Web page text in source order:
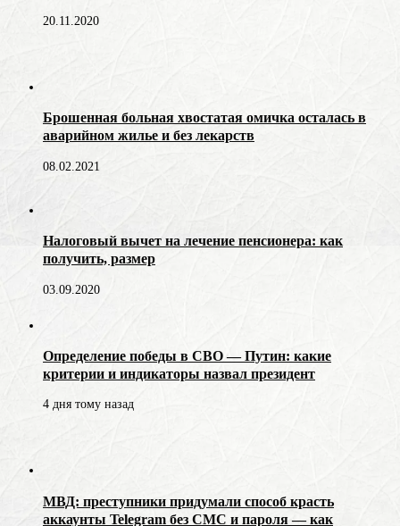
20.11.2020
Брошенная больная хвостатая омичка осталась в
аварийном жилье и без лекарств
08.02.2021
Налоговый вычет на лечение пенсионера: как
получить, размер
03.09.2020
Определение победы в СВО — Путин: какие
критерии и индикаторы назвал президент
4 дня тому назад
МВД: преступники придумали способ красть
аккаунты Telegram без СМС и пароля — как